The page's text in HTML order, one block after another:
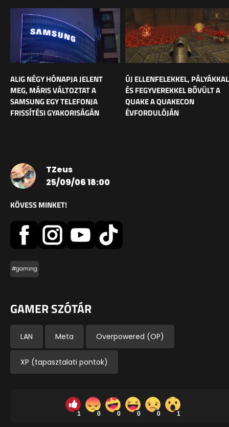
ALIG NÉGY HÓNAPJA JELENT
MEG, MÁRIS VÁLTOZTAT A
SAMSUNG EGY TELEFONJA
FRISSÍTÉSI GYAKORISÁGÁN
ÚJ ELLENFELEKKEL, PÁLYÁKKAL
ÉS FEGYVEREKKEL BŐVÜLT A
QUAKE A QUAKECON
ÉVFORDULÓJÁN
TZeus
25/09/06 18:00
KÖVESS MINKET!
#gaming
GAMER SZÓTÁR
LAN Meta Overpowered (OP)
XP (tapasztalati pontok)
1 0 0 0 0 1